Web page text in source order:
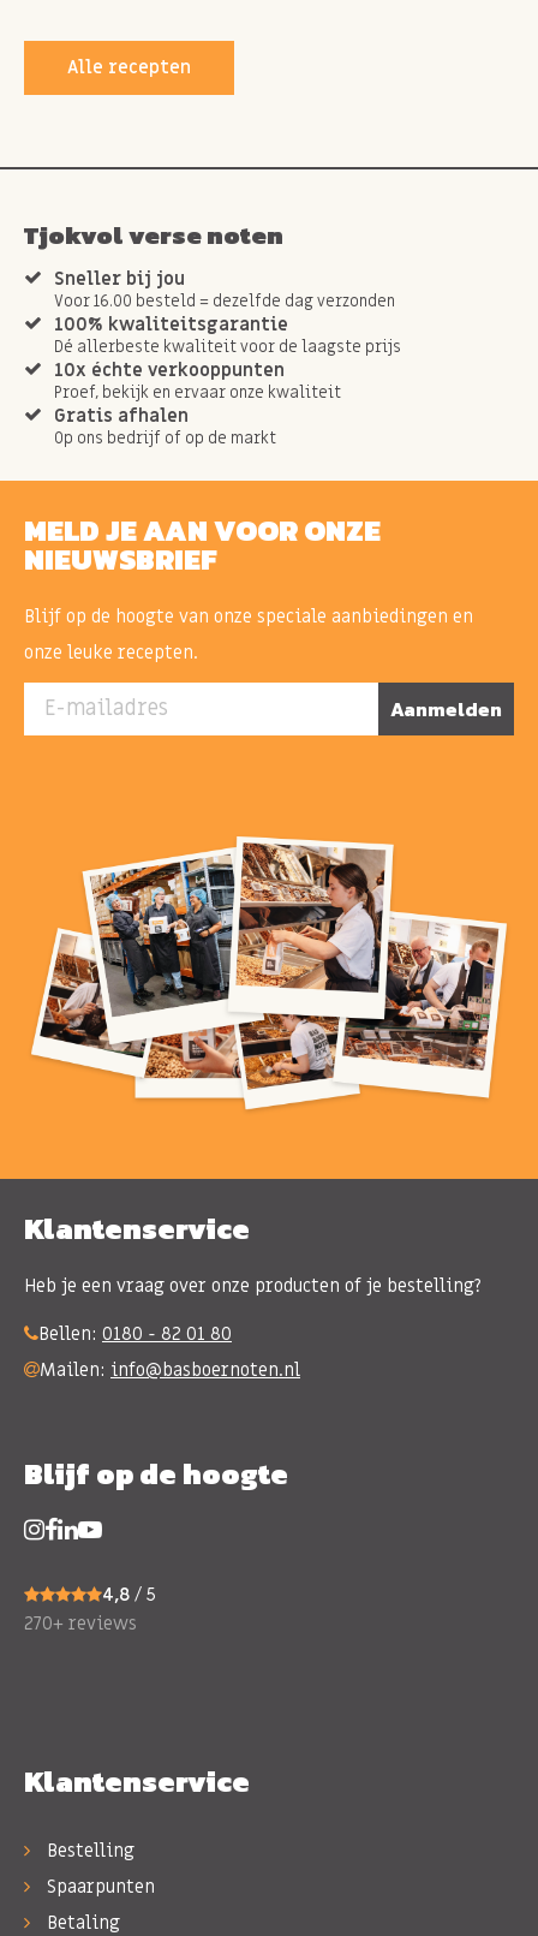
Alle recepten
Tjokvol verse noten
Sneller bij jou
Voor 16.00 besteld = dezelfde dag verzonden
100% kwaliteitsgarantie
Dé allerbeste kwaliteit voor de laagste prijs
10x échte verkooppunten
Proef, bekijk en ervaar onze kwaliteit
Gratis afhalen
Op ons bedrijf of op de markt
MELD JE AAN VOOR ONZE
NIEUWSBRIEF
Blijf op de hoogte van onze speciale aanbiedingen en
onze leuke recepten.
E-mailadres Aanmelden
Klantenservice
Heb je een vraag over onze producten of je bestelling?
Bellen: 0180 - 82 01 80
Mailen: info@basboernoten.nl
Blijf op de hoogte
4,8 / 5
270+ reviews
Klantenservice
Bestelling
Spaarpunten
Betaling